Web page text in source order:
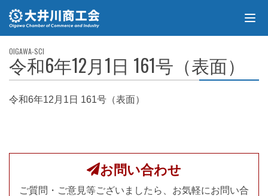
令和6年12月1日 161号（表面）
令和6年12月1日 161号（表面）
お問い合わせ
ご質問・ご意見等ございましたら、お気軽にお問い合